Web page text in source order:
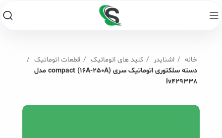
خانه اشنایدر کلید های اتوماتیک
قطعات اتوماتیک
دسته سلکتوری اتوماتیک سری compact (16A-250A) مدل
lv429338